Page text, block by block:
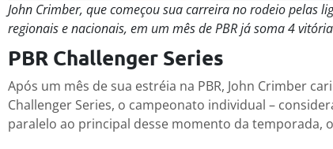
John Crimber, que começousua carreira no rodeio pelas
regionais e nacionais, em um mês de PBR já soma 4
PBR Challenger Series
Após um mês de sua estréia na PBR, John Crimber
Challenger Series, o campeonato individual –
paralelo ao principal desse momento da temporada, o